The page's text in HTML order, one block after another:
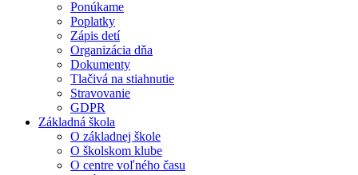
Ponúkame
Poplatky
Zápis detí
Organizácia dňa
Dokumenty
Tlačivá na stiahnutie
Stravovanie
GDPR
Základná škola
O základnej škole
O školskom klube
O centre voľného času